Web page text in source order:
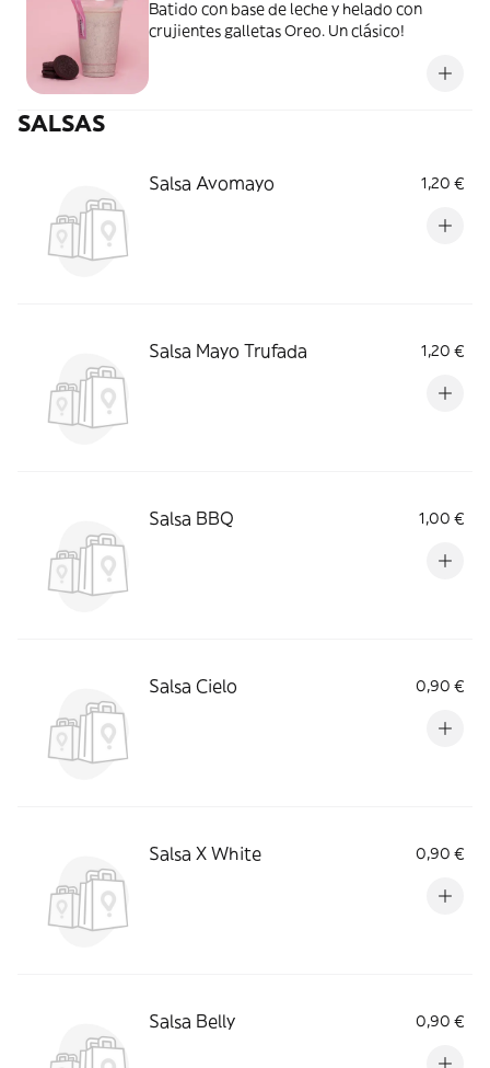
Batido con base de leche y helado con
crujientes galletas Oreo. Un clásico!
SALSAS
Salsa Avomayo 1,20 €
Salsa Mayo Trufada 1,20 €
Salsa BBQ 1,00 €
Salsa Cielo 0,90 €
Salsa X White 0,90 €
Salsa Belly 0,90 €